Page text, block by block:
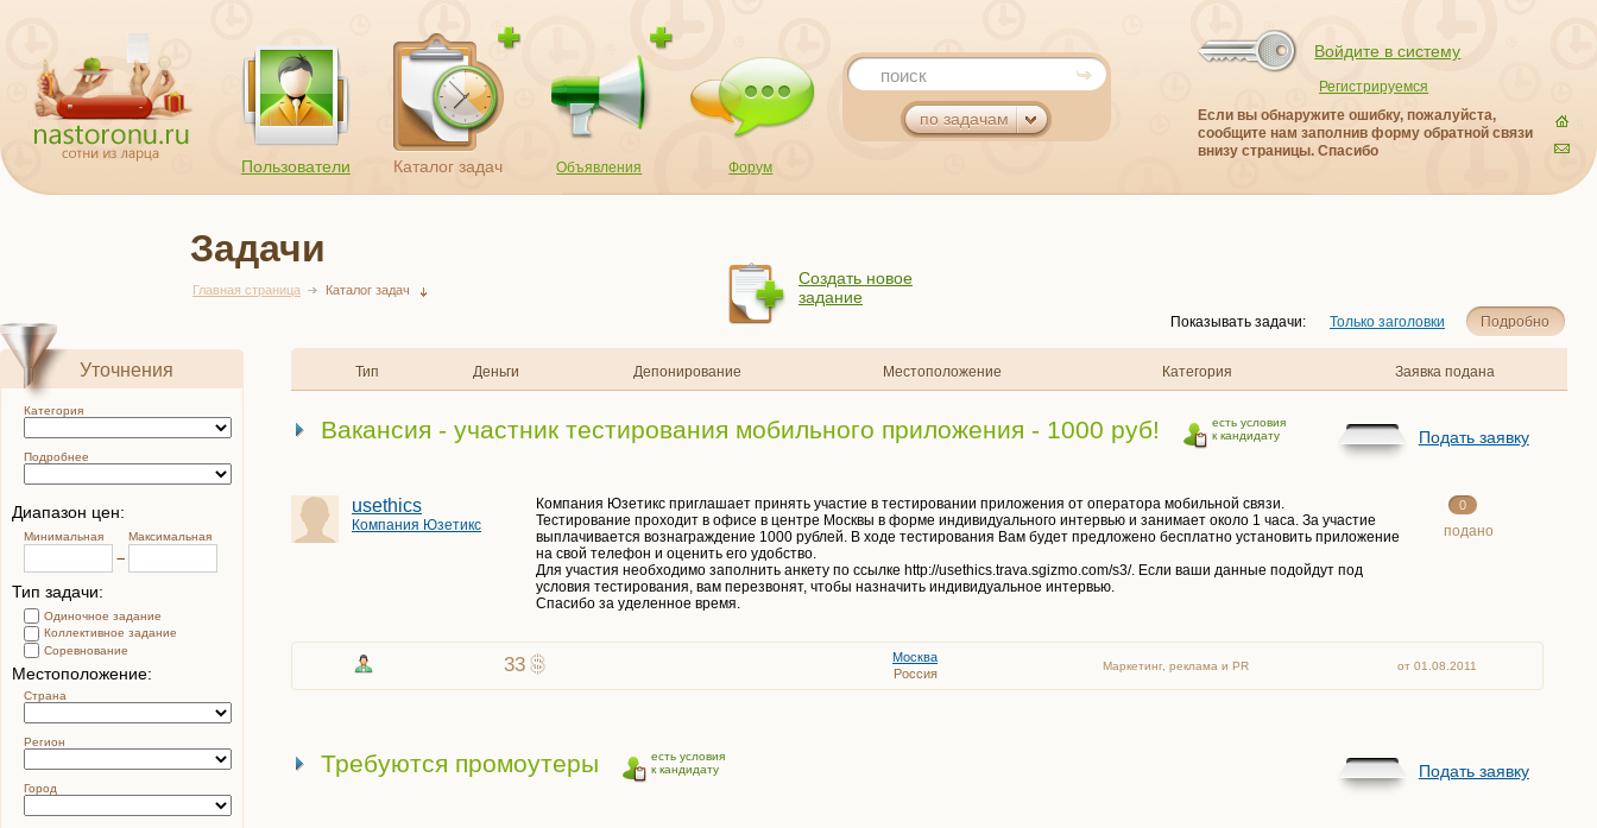
Пользователи Каталог задач Объявления Форум
поиск
по задачам
Войдите в систему
Регистрируемся
Если вы обнаружите ошибку, пожалуйста,
сообщите нам заполнив форму обратной связи
внизу страницы. Спасибо
Задачи
Главная страница Каталог задач
Уточнения
Категория
Подробнее
Диапазон цен:
Минимальная Максимальная
Тип задачи:
Одиночное задание
Коллективное задание
Соревнование
Местоположение:
Страна
Регион
Город
Создать новое
задание
Показывать задачи: Только заголовки Подробно
Тип Деньги Депонирование Местоположение Категория Заявка подана
Вакансия - участник тестирования мобильного приложения - 1000 руб!
есть условия
к кандидату
Подать заявку
usethics
Компания Юзетикс
Компания Юзетикс приглашает принять участие в тестировании приложения от оператора мобильной связи.
Тестирование проходит в офисе в центре Москвы в форме индивидуального интервью и занимает около 1 часа. За участие
выплачивается вознаграждение 1000 рублей. В ходе тестирования Вам будет предложено бесплатно установить приложение
на свой телефон и оценить его удобство.
Для участия необходимо заполнить анкету по ссылке http://usethics.trava.sgizmo.com/s3/. Если ваши данные подойдут под
условия тестирования, вам перезвонят, чтобы назначить индивидуальное интервью.
Спасибо за уделенное время.
0
подано
33
Москва
Россия
Маркетинг, реклама и PR от 01.08.2011
Требуются промоутеры
есть условия
к кандидату
Подать заявку